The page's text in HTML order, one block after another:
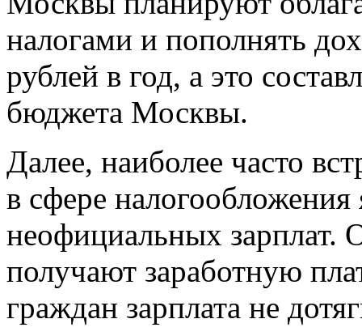
налогами и пополнять
рублей в год, а это
бюджета Москвы.
Далее, наиболее часто
в сфере
неофициальных зарплат.
получают заработную
граждан зарплата не